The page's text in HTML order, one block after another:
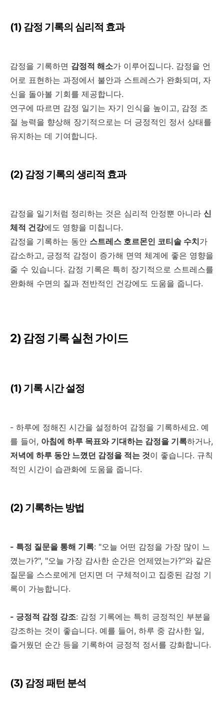
(1) 감정 기록의 심리적 효과
감정을 기록하면 감정적 해소가 이루어집니다. 감정을 언
어로 표현하는 과정에서 불안과 스트레스가 완화되며, 자
신을 돌아볼 기회를 제공합니다.
연구에 따르면 감정 일기는 자기 인식을 높이고, 감정 조
절 능력을 향상해 장기적으로는 더 긍정적인 정서 상태를
유지하는 데 기여합니다.
(2) 감정 기록의 생리적 효과
감정을 일기처럼 정리하는 것은 심리적 안정뿐 아니라 신
체적 건강에도 영향을 미칩니다.
감정을 기록하는 동안 스트레스 호르몬인 코티솔 수치가
감소하고, 긍정적 감정이 증가해 면역 체계에 좋은 영향을
줄 수 있습니다. 감정 기록은 특히 장기적으로 스트레스를
완화해 수면의 질과 전반적인 건강에도 도움을 줍니다.
2)감정 기록 실천 가이드
(1) 기록 시간 설정
- 하루에 정해진 시간을 설정하여 감정을 기록하세요. 예
를 들어, 아침에 하루 목표와 기대하는 감정을 기록하거나,
저녁에 하루 동안 느꼈던 감정을 적는 것이 좋습니다. 규칙
적인 시간이 습관화에 도움을 줍니다.
(2) 기록하는 방법
- 특정 질문을 통해 기록: "오늘 어떤 감정을 가장 많이 느
꼈는가?", "오늘 가장 감사한 순간은 언제였는가?"와 같은
질문을 스스로에게 던지면 더 구체적이고 집중된 감정 기
록이 가능합니다.
- 긍정적 감정 강조: 감정 기록에는 특히 긍정적인 부분을
강조하는 것이 좋습니다. 예를 들어, 하루 중 감사한 일,
즐거웠던 순간 등을 기록하여 긍정적 정서를 강화합니다.
(3) 감정 패턴 분석